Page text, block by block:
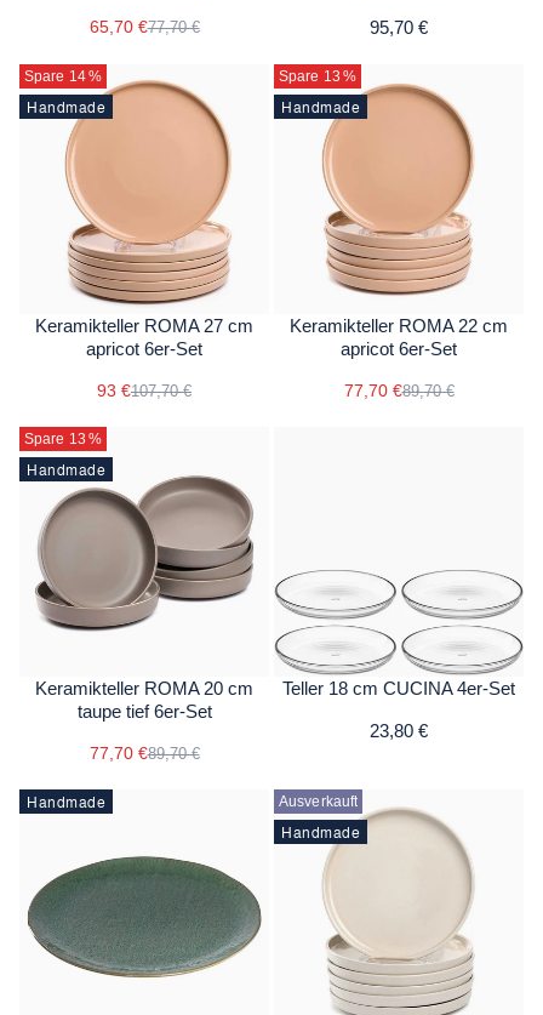
65,70 €77,70 € 95,70 €
Spare 14%
Handmade
Keramikteller ROMA 27 cm
apricot 6er-Set
93 €107,70 €
Spare 13 %
Handmade
Keramikteller ROMA 22 cm
apricot 6er-Set
77,70 €89,70 €
Spare 13 %
Handmade
Keramikteller ROMA 20 cm
taupe tief 6er-Set
77,70 €89,70 €
Teller 18 cm CUCINA 4er-Set
23,80 €
Handmade Ausverkauft
Handmade